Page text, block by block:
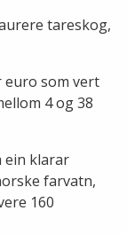
tareskog,
euro som vert
4 og 38
ein klarar
farvatn,
160